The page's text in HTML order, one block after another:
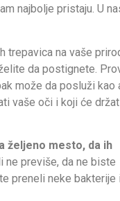
najbolje pristaju. U
na vaše
da postignete.
može da posluži kao
vaše oči i koji će
željeno mesto, da ih
ne previše, da ne biste
preneli neke bakterije